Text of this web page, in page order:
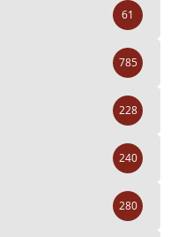
61
785
228
240
280